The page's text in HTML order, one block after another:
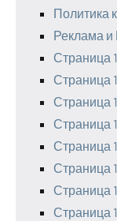
Политика
Реклама и
Страница 1
Страница
Страница
Страница
Страница
Страница
Страница
Страница